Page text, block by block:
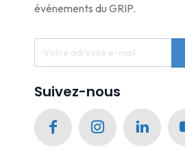
événements du GRIP.
Suivez-nous